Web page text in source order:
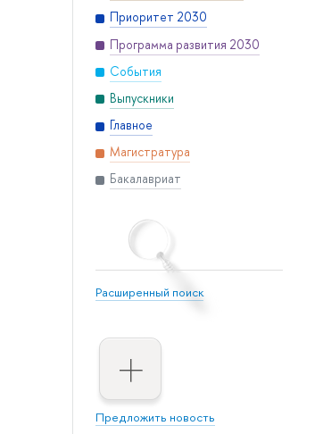
Приоритет 2030
Программа развития 2030
События
Выпускники
Главное
Магистратура
Бакалавриат
Расширенный поиск
Предложить новость